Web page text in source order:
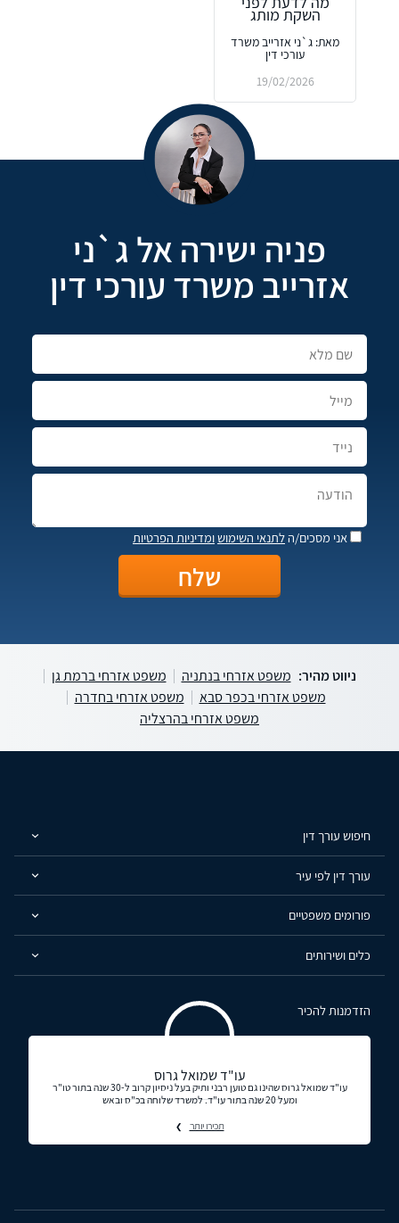
השקת מותג
מאת: ג`ני אזרייב משרד
עורכי דין
19/02/2026
פניה ישירה אל ג`ני
אזרייב משרד עורכי דין
אני מסכים/הלתנאי השימושומדיניות הפרטיות
ניווט מהיר: משפט אזרחי בנתניה
משפט אזרחי ברמת גן
משפט אזרחי בכפר סבא
משפט אזרחי בחדרה
משפט אזרחי בהרצליה
חיפוש עורך דין
עורך דין לפי עיר
פורומים משפטיים
כלים ושירותים
הזדמנות להכיר
עו"ד שמואל גרוס
עו"ד שמואל גרוס שהינו גם טוען רבני ותיק בעל ניסיון קרוב ל-30 שנה בתור טו"ר
ומעל 20 שנה בתור עו"ד. למשרד שלוחה בכ"ס ובאש
תכירו יותר